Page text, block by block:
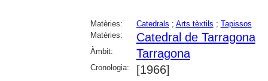
Matèries: Catedrals ; Arts tèxtils ; Tapissos
Matèries:
Catedral de Tarragona
Àmbit: Tarragona
Cronologia: [1966]